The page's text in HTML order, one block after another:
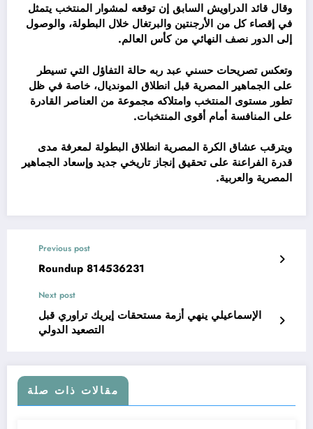
وقال قائد الدراويش السابق إن توقعه لمشوار المنتخب يتمثل
في إقصاء كل من الأرجنتين والبرتغال خلال البطولة، والوصول
إلى الدور نصف النهائي من كأس العالم.
وتعكس تصريحات حسني عبد ربه حالة التفاؤل التي تسيطر
على الجماهير المصرية قبل انطلاق المونديال، خاصة في ظل
تطور مستوى المنتخب وامتلاكه مجموعة من العناصر القادرة
على المنافسة أمام أقوى المنتخبات.
ويترقب عشاق الكرة المصرية انطلاق البطولة لمعرفة مدى
قدرة الفراعنة على تحقيق إنجاز تاريخي جديد وإسعاد الجماهير
المصرية والعربية.
Previous post
Roundup 814536231
Next post
الإسماعيلي ينهي أزمة مستحقات إيريك تراوري قبل
التصعيد الدولي
مقالات ذات صلة